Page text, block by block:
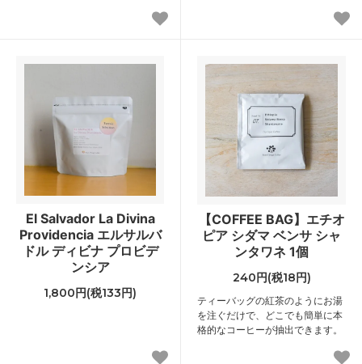
El Salvador La Divina
Providencia エルサルバ
ドル ディビナ プロビデ
ンシア
1,800円(税133円)
【COFFEE BAG】エチオ
ピア シダマ ベンサ シャ
ンタワネ 1個
240円(税18円)
ティーバッグの紅茶のようにお湯
を注ぐだけで、どこでも簡単に本
格的なコーヒーが抽出できます。